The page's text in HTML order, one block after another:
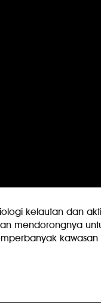
kelautan dan
mendorongnya
kawasan